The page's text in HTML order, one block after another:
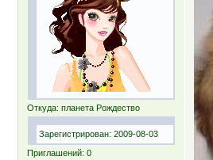
Откуда: планета Рождество
Зарегистрирован: 2009-08-03
Приглашений: 0